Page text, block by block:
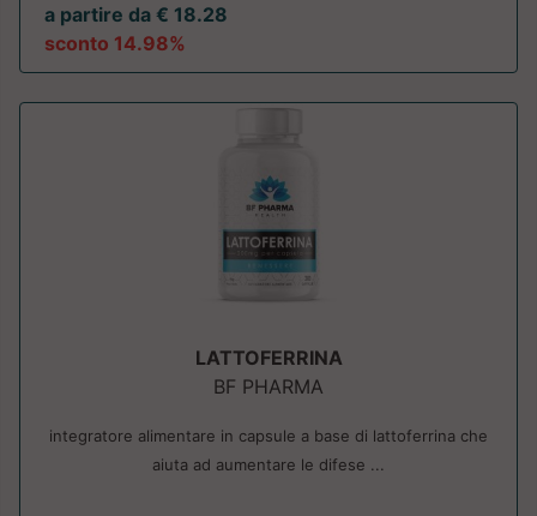
a partire da € 18.28
sconto 14.98%
LATTOFERRINA
BF PHARMA
integratore alimentare in capsule a base di lattoferrina che
aiuta ad aumentare le difese ...